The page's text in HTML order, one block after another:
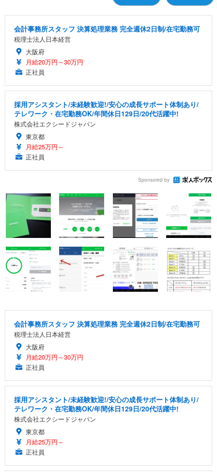
会計事務所スタッフ 決算処理業務 完全週休2日制/在宅勤務可
税理士法人日本経営
大阪府
月給20万円～30万円
正社員
採用アシスタント/未経験歓迎!/安心の成長サポート体制あり/
テレワーク・在宅勤務OK/年間休日129日/20代活躍中!
株式会社エクシードジャパン
東京都
月給25万円～
正社員
Sponsored by
会計事務所スタッフ 決算処理業務 完全週休2日制/在宅勤務可
税理士法人日本経営
大阪府
月給20万円～30万円
正社員
採用アシスタント/未経験歓迎!/安心の成長サポート体制あり/
テレワーク・在宅勤務OK/年間休日129日/20代活躍中!
株式会社エクシードジャパン
東京都
月給25万円～
正社員